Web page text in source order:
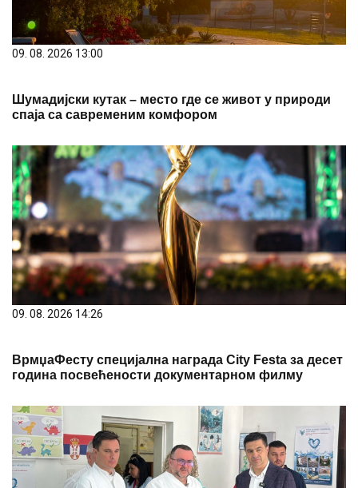
09. 08. 2026 13:00
Шумадијски кутак – место где се живот у природи
спаја са савременим комфором
09. 08. 2026 14:26
ВрмџаФесту специјална награда City Festa за десет
година посвећености документарном филму